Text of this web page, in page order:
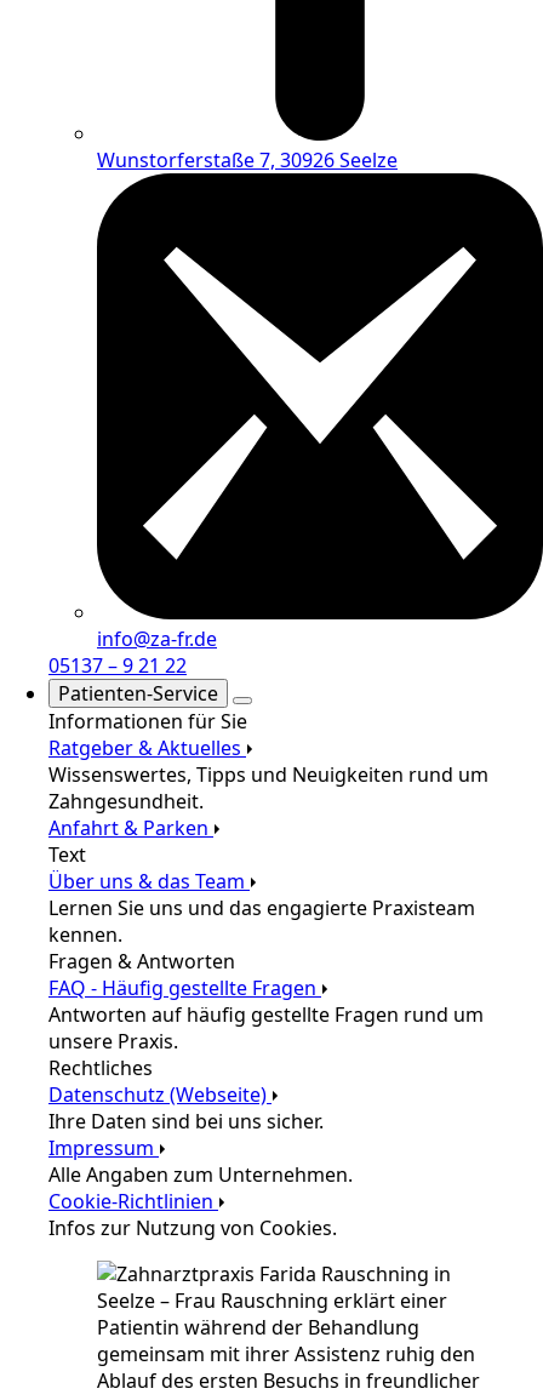
Wunstorferstaße 7, 30926 Seelze
info@za-fr.de
05137 – 9 21 22
Patienten-Service
Informationen für Sie
Ratgeber & Aktuelles
Wissenswertes, Tipps und Neuigkeiten rund um
Zahngesundheit.
Anfahrt & Parken
Text
Über uns & das Team
Lernen Sie uns und das engagierte Praxisteam
kennen.
Fragen & Antworten
FAQ - Häufig gestellte Fragen
Antworten auf häufig gestellte Fragen rund um
unsere Praxis.
Rechtliches
Datenschutz (Webseite)
Ihre Daten sind bei uns sicher.
Impressum
Alle Angaben zum Unternehmen.
Cookie-Richtlinien
Infos zur Nutzung von Cookies.